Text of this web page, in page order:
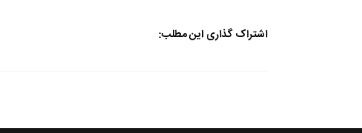
اشتراک گذاری این مطلب: